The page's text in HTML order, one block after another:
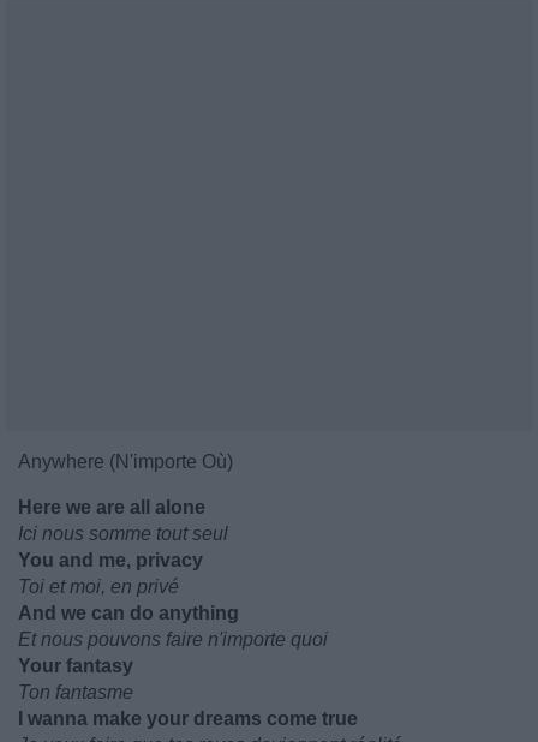
Anywhere (N'importe Où)
Here we are all alone
Ici nous somme tout seul
You and me, privacy
Toi et moi, en privé
And we can do anything
Et nous pouvons faire n'importe quoi
Your fantasy
Ton fantasme
I wanna make your dreams come true